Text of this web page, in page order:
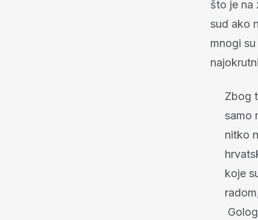
što je na
sud ako
mnogi
Zbog
samo
nitko
koje